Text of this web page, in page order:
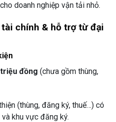
doanh nghiệp vận tải nhỏ.
chính & hỗ trợ từ đại
đồng (chưa gồm thùng,
(thùng, đăng ký, thuế…) có
khu vực đăng ký.